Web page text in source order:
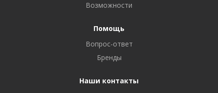
Возможности
Помощь
Вопрос-ответ
Бренды
Наши контакты